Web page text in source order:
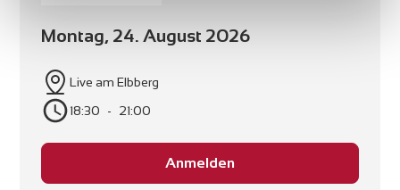
Montag, 24. August 2026
Live am Elbberg
18:30
- 21:00
Anmelden